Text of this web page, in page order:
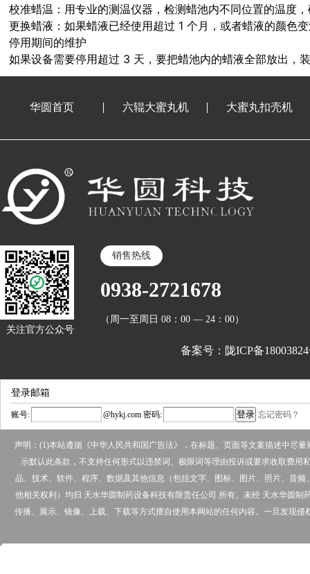
校准蜡温：用专业的测温仪器，检测蜡池内不同位置的温度
更换蜡液：如果蜡液已经使用超过 1 个月，或者蜡液的颜色
停用期间的维护
如果设备需要停用超过 3 天，要把蜡池内的蜡液全部放出，
华圆首页 六辊大蜜丸机 大蜜丸扣壳机
关注官方公众号
销售热线
0938-2721678
（周一至周日 08：00 — 24：00）
备案号：陇ICP备
登录邮箱
账号: @hykj.com 密码: 忘记密码？
声明：(1)本站遵循《中华人民共和国广告法》，在标题、页面等文案描述中尽
示默认此条款，不支持任何形式以违禁词、极限词等理由投诉或要求收取费
品、技术、软件、程序、数据及其他信息（包括文字、图标、图片、照片、音
他相关权利）均归 天水华圆制药设备科技有限责任公司 所有。未经 天水华圆
传播、展示、镜像、上载、下载等方式擅自使用本网站的任何内容。一旦发现